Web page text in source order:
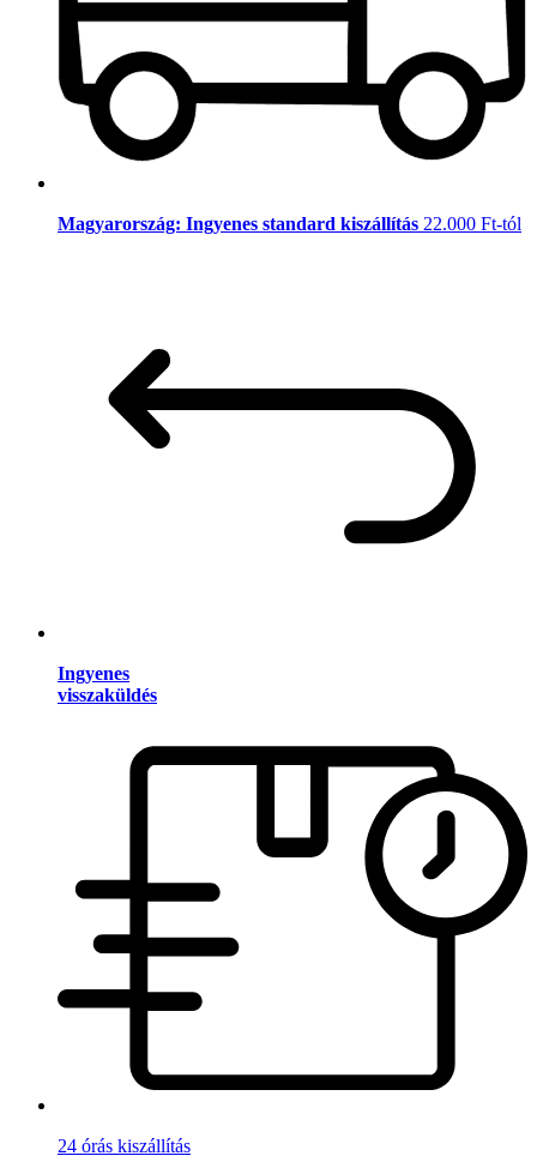
Magyarország: Ingyenes standard kiszállítás 22.000 Ft-tól
Ingyenes
visszaküldés
24 órás kiszállítás